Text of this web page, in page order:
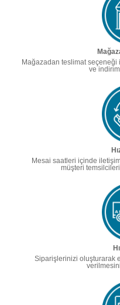
Mağazadan teslimat seçeneği
ve
Mesai saatleri içinde
müşteri
Siparişlerinizi oluşturarak